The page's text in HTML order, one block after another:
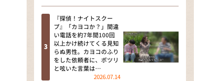
本日はダイアンなり！シーズン２
朝だ！生です旅サラダ
教えて！ニュースライブ 正義の
ミカタ
『探偵！ナイトスクー
プ』「カヨコか？」間違
い電話を約7年間100回
以上かけ続けてくる見知
らぬ男性。カヨコのふり
をした依頼者に、ポツリ
と呟いた言葉は…
2026.07.14